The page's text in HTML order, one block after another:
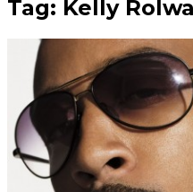
Tag: Kelly